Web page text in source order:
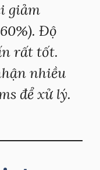
giảm
Độ
rất tốt.
nhiều
để xử lý.